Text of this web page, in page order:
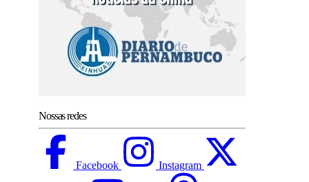
Nossas redes
Facebook Instagram